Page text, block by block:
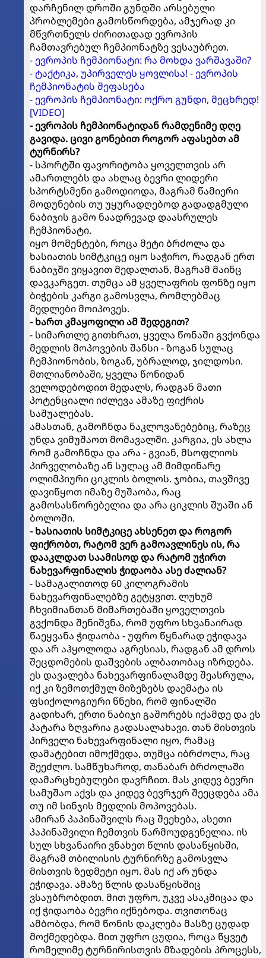
დარჩენილ დროში გუნდში არსებული
პრობლემები გამოსწორდება, ამჯერად კი
მწვრთნელს ძირითადად ევროპის
ჩამთავრებულ ჩემპიონატზე ვესაუბრეთ.
- ევროპის ჩემპიონატი: რა მოხდა ვარშავაში?
- ტაქტიკა, უპირველეს ყოვლისა! - ევროპის
ჩემპიონატის შეფასება
- ევროპის ჩემპიონატი: ოქრო გუნდი, მეცხრედ!
[VIDEO]
- ევროპის ჩემპიონატიდან რამდენიმე დღე
გავიდა. ცივი გონებით როგორ აფასებთ ამ
ტურნირს?
- სპორტში ფავორიტობა ყოველთვის არ
ამართლებს და ახლაც ბევრი ლიდერი
სპორტსმენი გამოდიოდა, მაგრამ წამიერი
მოდუნების თუ უყურადღებოდ გადადგმული
ნაბიჯის გამო ნაადრევად დაასრულეს
ჩემპიონატი.
იყო მომენტები, როცა მეტი ბრძოლა და
ხასიათის სიმტკიცე იყო საჭირო, რადგან ერთ
ნაბიჯში ვიყავით მედალთან, მაგრამ მაინც
დავკარგეთ. თუმცა ამ ყველაფრის ფონზე იყო
ბიჭების კარგი გამოსვლა, რომლებმაც
მედლები მოიპოვეს.
- ხართ კმაყოფილი ამ შედეგით?
- სიმართლე გითხრათ, ყველა წონაში გვქონდა
მედლის მოპოვების შანსი - ზოგან სულაც
ჩემპიონობის, ზოგან, უბრალოდ, ჯილდოსი.
მთლიანობაში, ყველა წონიდან
ველოდებოდით მედალს, რადგან მათი
პოტენციალი იძლევა ამაზე ფიქრის
საშუალებას.
ამასთან, გამოჩნდა ნაკლოვანებებიც, რაზეც
უნდა ვიმუშაოთ მომავალში. კარგია, ეს ახლა
რომ გამოჩნდა და არა - გვიან, მსოფლიოს
პირველობაზე ან სულაც ამ მიმდინარე
ოლიმპიური ციკლის ბოლოს. ჯობია, თავშივე
დავიწყოთ იმაზე მუშაობა, რაც
გამოსასწორებელია და არა ციკლის შუაში ან
ბოლოში.
- ხასიათის სიმტკიცე ახსენეთ და როგორ
ფიქრობთ, რატომ ვერ გამოავლინეს ის, რა
დააკლდათ საამისოდ და რატომ უჭირთ
ნახევარფინალის ჭიდაობა ასე ძალიან?
- სამაგალითოდ 60 კილოგრამის
ნახევარფინალებზე გეტყვით. ლუხუმ
ჩხვიმიანთან მიმართებაში ყოველთვის
გვქონდა შენიშვნა, რომ უფრო სხვანაირად
წაეყვანა ჭიდაობა - უფრო წყნარად ეჭიდავა
და არ აჰყოლოდა აგრესიას, რადგან ამ დროს
შეცდომების დაშვების ალბათობაც იზრდება.
ეს დავალება ნახევარფინალამდე შეასრულა,
იქ კი ზემოთქმულ მიზეზებს დაემატა ის
ფსიქოლოგიური წნეხი, რომ ფინალში
გადიხარ, ერთი ნაბიჯი გაშორებს იქამდე და ეს
პატარა ზღვარია გადასალახავი. თან მისთვის
პირველი ნახევარფინალი იყო, რამაც
დამატებით იმოქმედა, თუმცა იბრძოლა, რაც
შეეძლო. სამწუხაროდ, თანაბარ ბრძოლაში
დამარცხებულები დავრჩით. მას კიდევ ბევრი
სამუშაო აქვს და კიდევ ბევრჯერ შეეცდება ამა
თუ იმ სინჯის მედლის მოპოვებას.
ამირან პაპინაშვილს რაც შეეხება, ასეთი
პაპინაშვილი ჩემთვის წარმოუდგენელია. ის
სულ სხვანაირი ვნახეთ წლის დასაწყისში,
მაგრამ თბილისის ტურნირზე გამოსვლა
მისთვის ზედმეტი იყო. მას იქ არ უნდა
ეჭიდავა. ამაზე წლის დასაწყისშიც
ვსაუბრობდით. მით უფრო, უკვე ასაკშიცაა და
იქ ჭიდაობა ბევრი იქნებოდა. თვითონაც
ამბობდა, რომ წონის დაკლება მასზე ცუდად
მოქმედებდა. მით უფრო ცუდია, როცა წყვეტ
რომელიმე ტურნირისთვის მზადების პროცესს,